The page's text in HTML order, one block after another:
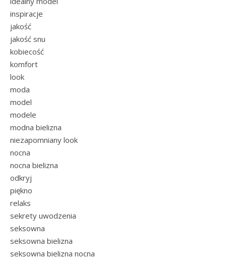
inspiracje
jakość
jakość snu
kobiecość
komfort
look
moda
model
modele
modna bielizna
niezapomniany look
nocna
nocna bielizna
odkryj
piękno
relaks
sekrety uwodzenia
seksowna
seksowna bielizna
seksowna bielizna nocna